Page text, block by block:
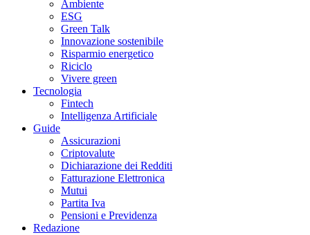
Ambiente
ESG
Green Talk
Innovazione sostenibile
Risparmio energetico
Riciclo
Vivere green
Tecnologia
Fintech
Intelligenza Artificiale
Guide
Assicurazioni
Criptovalute
Dichiarazione dei Redditi
Fatturazione Elettronica
Mutui
Partita Iva
Pensioni e Previdenza
Redazione